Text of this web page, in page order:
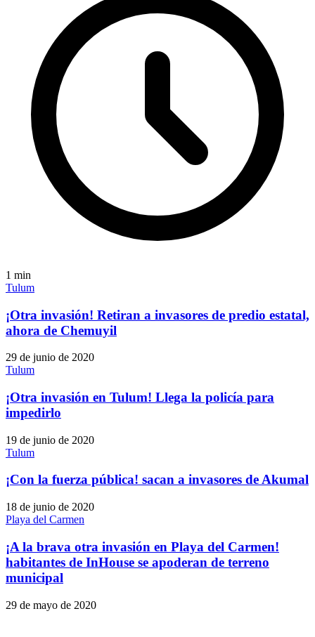
1 min
Tulum
¡Otra invasión! Retiran a invasores de predio estatal,
ahora de Chemuyil
29 de junio de 2020
Tulum
¡Otra invasión en Tulum! Llega la policía para
impedirlo
19 de junio de 2020
Tulum
¡Con la fuerza pública! sacan a invasores de Akumal
18 de junio de 2020
Playa del Carmen
¡A la brava otra invasión en Playa del Carmen!
habitantes de InHouse se apoderan de terreno
municipal
29 de mayo de 2020